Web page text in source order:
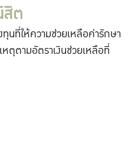
ต
ที่ให้ความช่วยเหลือค่ารักษา
ตามอัตราเงินช่วยเหลือที่